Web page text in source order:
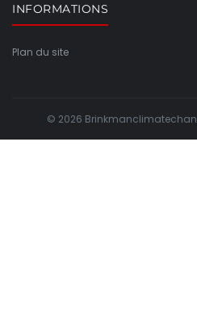
INFORMATIONS
Plan du site
© 2026